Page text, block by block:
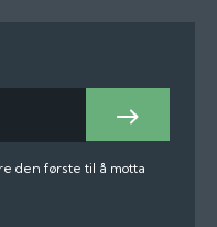
den første til å motta